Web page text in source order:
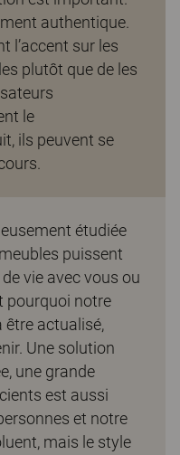
authentique.
l’accent sur les
plutôt que de les
le
ils peuvent se
étudiée
puissent
vie avec vous ou
pourquoi notre
être actualisé,
Une solution
une grande
est aussi
et notre
mais le style